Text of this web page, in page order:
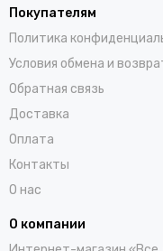
Покупателям
Политика
Условия обмена и
Обратная связь
Доставка
Оплата
Контакты
О нас
О компании